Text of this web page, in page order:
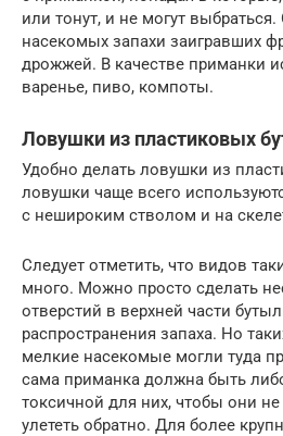
или тонут, и не могут
насекомых запахи заигравших
дрожжей. В качестве приманки
варенье, пиво, компоты.
Ловушки из пластиковых
Удобно делать ловушки из
ловушки чаще всего
с нешироким стволом и на
Следует отметить, что видов
много. Можно просто сделать
отверстий в верхней части
распространения запаха. Но
мелкие насекомые могли туда
сама приманка должна быть
токсичной для них, чтобы они
улететь обратно. Для более